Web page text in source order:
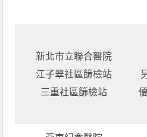
新北市立聯合醫院
江子翠社區篩檢站
三重社區篩檢站